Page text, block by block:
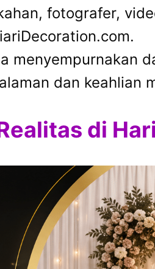
fotografer,
menyempurnakan
dan keahlian
di